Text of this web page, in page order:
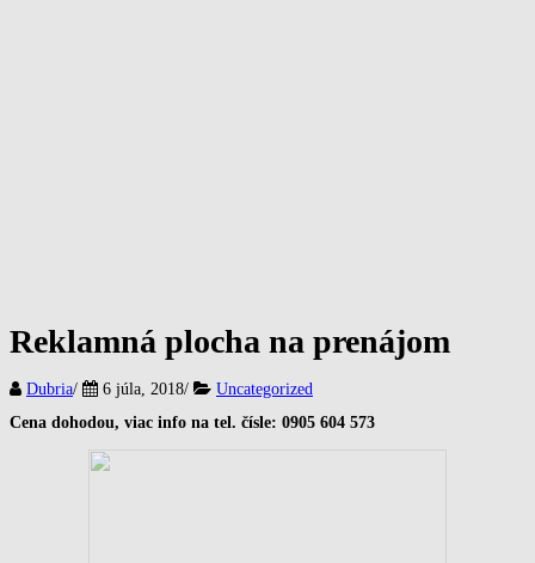
Reklamná plocha na prenájom
Dubria/ 6 júla, 2018/
Uncategorized
Cena dohodou, viac info na tel. čísle: 0905 604 573